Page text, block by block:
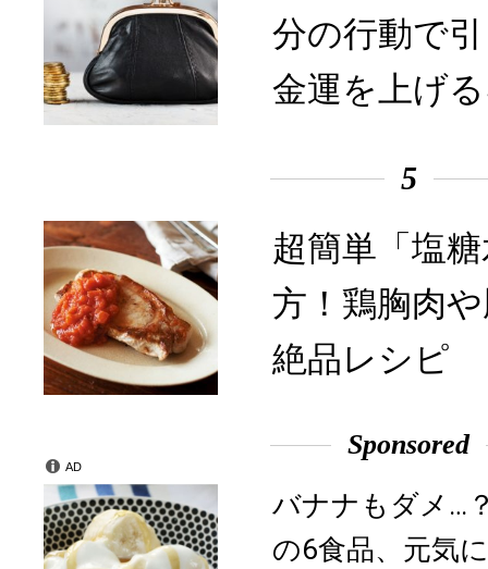
分の行動で
金運を上げ
5
超簡単「塩
方！鶏胸肉
絶品レシピ
Sponsored
バナナもダメ…
の6食品、元気
AD